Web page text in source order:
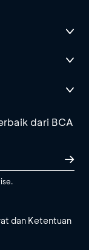
dari BCA
dan Ketentuan